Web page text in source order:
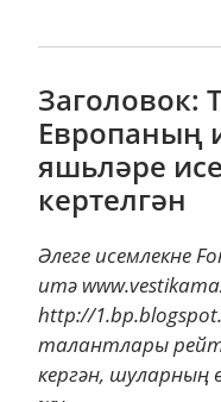
Заголовок:
Европаның
яшьләре
кертелгән
Әлеге исемлекне
итә
http://
талантлары
кергән, шуларның